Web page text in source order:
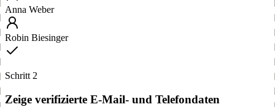
Anna Weber
Robin Biesinger
Schritt 2
Zeige verifizierte E-Mail- und Telefondaten